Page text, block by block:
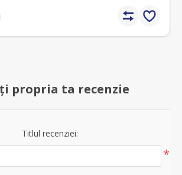
propria ta recenzie
Titlul recenziei:
*